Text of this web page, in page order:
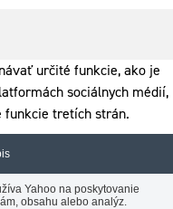
určité funkcie, ako je
sociálnych médií,
funkcie tretích strán.
Yahoo na poskytovanie
obsahu alebo analýz.